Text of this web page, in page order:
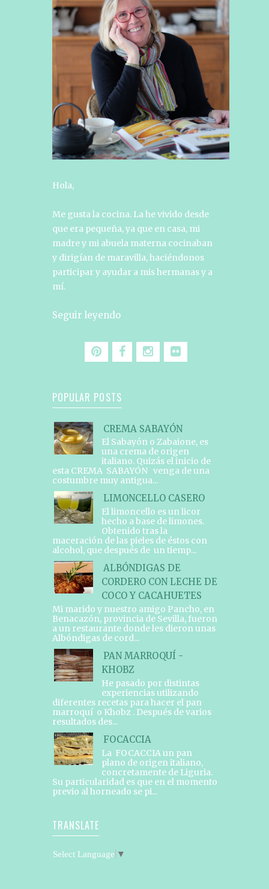
Hola,
Me gusta la cocina. La he vivido desde
que era pequeña, ya que en casa, mi
madre y mi abuela materna cocinaban
y dirigían de maravilla, haciéndonos
participar y ayudar a mis hermanas y a
mí.
Seguir leyendo
POPULAR POSTS
CREMA SABAYÓN
El Sabayón o Zabaione, es
una crema de origen
italiano. Quizás el inicio de
esta CREMA SABAYÓN venga de una
costumbre muy antigua...
LIMONCELLO CASERO
El limoncello es un licor
hecho a base de limones.
Obtenido tras la
maceración de las pieles de éstos con
alcohol, que después de un tiemp...
ALBÓNDIGAS DE
CORDERO CON LECHE DE
COCO Y CACAHUETES
Mi marido y nuestro amigo Pancho, en
Benacazón, provincia de Sevilla, fueron
a un restaurante donde les dieron unas
Albóndigas de cord...
PAN MARROQUÍ -
KHOBZ
He pasado por distintas
experiencias utilizando
diferentes recetas para hacer el pan
marroquí o Khobz . Después de varios
resultados des...
FOCACCIA
La FOCACCIA un pan
plano de origen italiano,
concretamente de Liguria.
Su particularidad es que en el momento
previo al horneado se pi...
TRANSLATE
Select Language ▼